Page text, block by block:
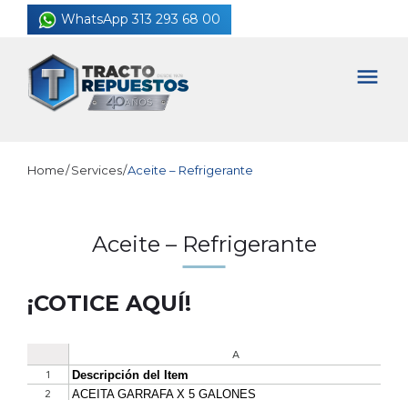
content
WhatsApp 313 293 68 00
menu
Home/Services/Aceite – Refrigerante
Aceite – Refrigerante
¡COTICE AQUÍ!